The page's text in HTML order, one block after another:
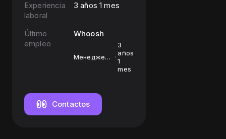
Experiencia
laboral
3 años 1 mes
Último
empleo
Whoosh
Менеджер
3
años
1
mes
Contactos